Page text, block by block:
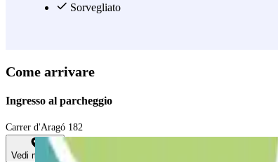
Sorvegliato
Come arrivare
Ingresso al parcheggio
Carrer d'Aragó 182
Vedi mappa